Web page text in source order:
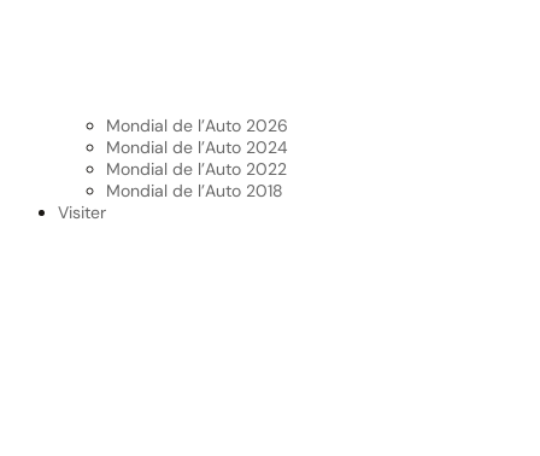
Mondial de l’Auto 2026
Mondial de l’Auto 2024
Mondial de l’Auto 2022
Mondial de l’Auto 2018
Visiter